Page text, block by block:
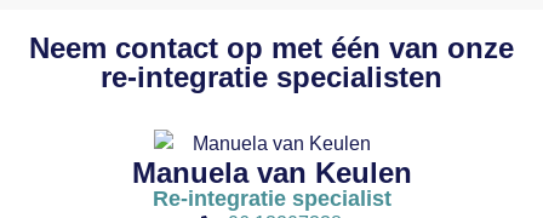
Neem contact op met één van onze
re-integratie specialisten
Manuela van Keulen
Re-integratie specialist